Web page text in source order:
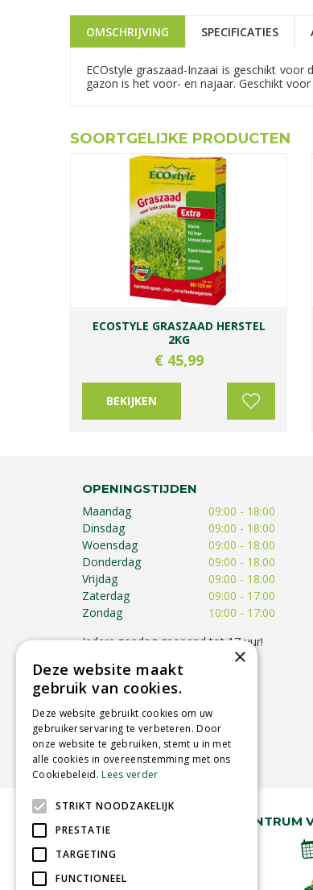
OMSCHRIJVING SPECIFICATIES
ECOstyle graszaad-Inzaai is geschikt
gazon is het voor- en najaar. Geschikt
SOORTGELIJKE PRODUCTEN
ECOSTYLE GRASZAAD HERSTEL
2KG
€ 45,99
BEKIJKEN
OPENINGSTIJDEN
Maandag
09:00 - 18:00
Dinsdag
09:00 - 18:00
Woensdag
09:00 - 18:00
Donderdag
09:00 - 18:00
Vrijdag
09:00 - 18:00
Zaterdag
09:00 - 17:00
Zondag
10:00 - 17:00
Iedere zondag geopend tot 17 uur!
openingstijden afwijken!
Toon alle openingstijden
RUIM 30 JAAR HÉT TUINCENTRUM
Betaal veilig
×
Deze website maakt
gebruik van cookies.
Deze website gebruikt cookies om uw
gebruikerservaring te verbeteren. Door
onze website te gebruiken, stemt u in met
alle cookies in overeenstemming met ons
Cookiebeleid.Lees verder
STRIKT NOODZAKELIJK
PRESTATIE
TARGETING
FUNCTIONEEL